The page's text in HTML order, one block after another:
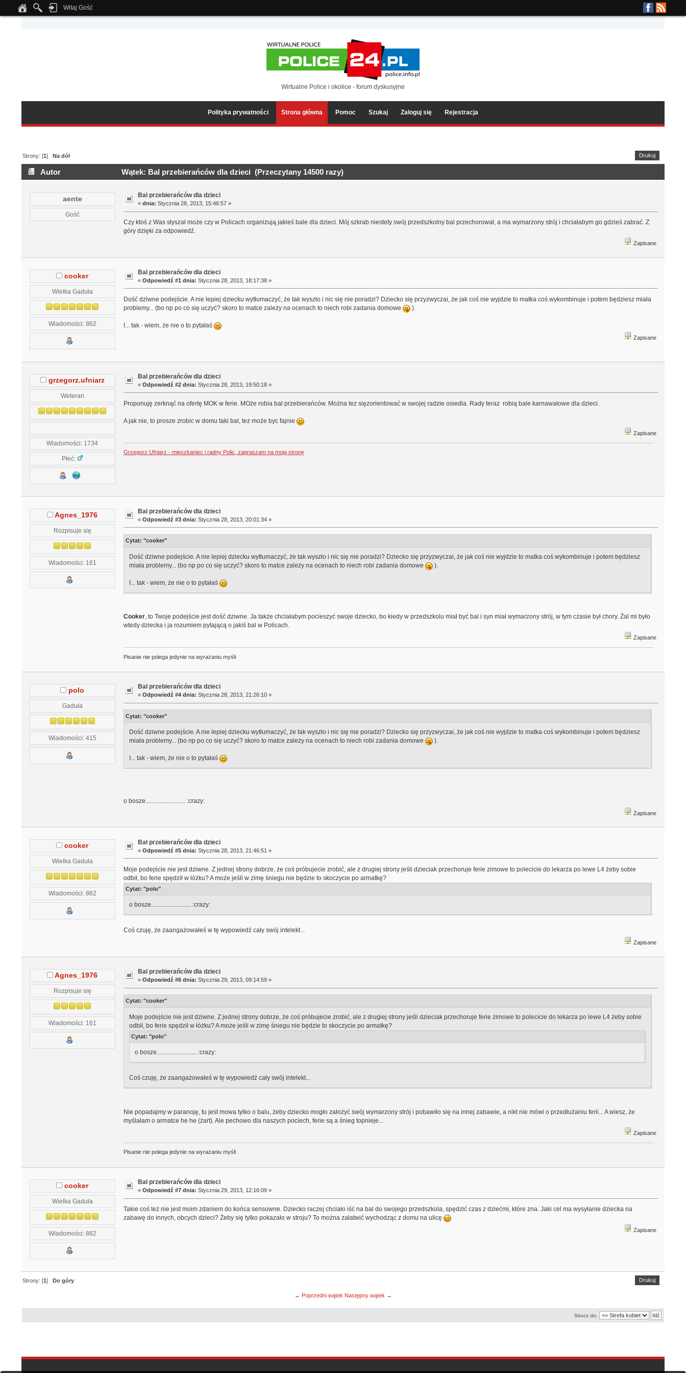
Notice: Undefined index: tapatalk_body_hook in
Witaj Gość
Wirtualne Police i okolice - forum dyskusyjne
Polityka prywatności Strona główna Pomoc Szukaj Zaloguj się Rejestracja
Drukuj
Strony: [1]Na dół
Autor Wątek: Bal przebierańców dla dzieci (Przeczytany 14500 razy)
aente
Gość
Bal przebierańców dla dzieci
«dnia: Stycznia 28, 2013, 15:46:57 »
Czy ktoś z Was słyszał może czy w Policach organizują jakieś bale dla dzieci. Mój szkrab niestety swój przedszkolny bal przechorował, a ma wymarzony strój i chciałabym go gdzieś zabrać. Z
góry dzięki za odpowiedź.
Zapisane
cooker
Wielka Gaduła
Wiadomości: 862
Bal przebierańców dla dzieci
«Odpowiedź #1 dnia: Stycznia 28, 2013, 18:17:38 »
Dość dziwne podejście. A nie lepiej dziecku wytłumaczyć, że tak wyszło i nic się nie poradzi? Dziecko się przyzwyczai, że jak coś nie wyjdzie to matka coś wykombinuje i potem będziesz miała
problemy... (bo np po co się uczyć? skoro to matce zależy na ocenach to niech robi zadania domowe
).
I... tak - wiem, że nie o to pytałaś
Zapisane
grzegorz.ufniarz
Weteran
Wiadomości: 1734
Płeć:
Bal przebierańców dla dzieci
«Odpowiedź #2 dnia: Stycznia 28, 2013, 19:50:18 »
Proponuję zerknąć na ofertę MOK w ferie. MOże robia bal przebierańców. Można tez sięzorientować w swojej radzie osiedla. Rady teraz robią bale karnawałowe dla dzieci.
A jak nie, to prosze zrobic w domu taki bal, tez może byc fajnie
Zapisane
Grzegorz Ufniarz - mieszkaniec i radny Polic, zapraszam na moją stronę
Agnes_1976
Rozpisuje się
Wiadomości: 161
Bal przebierańców dla dzieci
«Odpowiedź #3 dnia: Stycznia 28, 2013, 20:01:34 »
Cytat: "cooker"
Dość dziwne podejście. A nie lepiej dziecku wytłumaczyć, że tak wyszło i nic się nie poradzi? Dziecko się przyzwyczai, że jak coś nie wyjdzie to matka coś wykombinuje i potem będziesz
miała problemy... (bo np po co się uczyć? skoro to matce zależy na ocenach to niech robi zadania domowe
).
I... tak - wiem, że nie o to pytałaś
Cooker, to Twoje podejście jest dość dziwne. Ja także chciałabym pocieszyć swoje dziecko, bo kiedy w przedszkolu miał być bal i syn miał wymarzony strój, w tym czasie był chory. Żal mi było
wtedy dziecka i ja rozumiem pytającą o jakiś bal w Policach.
Zapisane
Pisanie nie polega jedynie na wyrażaniu myśli
polo
Gaduła
Wiadomości: 415
Bal przebierańców dla dzieci
«Odpowiedź #4 dnia: Stycznia 28, 2013, 21:26:10 »
Cytat: "cooker"
Dość dziwne podejście. A nie lepiej dziecku wytłumaczyć, że tak wyszło i nic się nie poradzi? Dziecko się przyzwyczai, że jak coś nie wyjdzie to matka coś wykombinuje i potem będziesz
miała problemy... (bo np po co się uczyć? skoro to matce zależy na ocenach to niech robi zadania domowe
).
I... tak - wiem, że nie o to pytałaś
o bosze.......................... :crazy:
Zapisane
cooker
Wielka Gaduła
Wiadomości: 862
Bal przebierańców dla dzieci
«Odpowiedź #5 dnia: Stycznia 28, 2013, 21:46:51 »
Moje podejście nie jest dziwne. Z jednej strony dobrze, że coś próbujecie zrobić, ale z drugiej strony jeśli dzieciak przechoruje ferie zimowe to polecicie do lekarza po lewe L4 żeby sobie
odbił, bo ferie spędził w łóżku? A może jeśli w zimę śniegu nie będzie to skoczycie po armatkę?
Cytat: "polo"
o bosze.......................... :crazy:
Coś czuję, że zaangażowałeś w tę wypowiedź cały swój intelekt...
Zapisane
Agnes_1976
Rozpisuje się
Wiadomości: 161
Bal przebierańców dla dzieci
«Odpowiedź #6 dnia: Stycznia 29, 2013, 09:14:59 »
Cytat: "cooker"
Moje podejście nie jest dziwne. Z jednej strony dobrze, że coś próbujecie zrobić, ale z drugiej strony jeśli dzieciak przechoruje ferie zimowe to polecicie do lekarza po lewe L4 żeby sobie
odbił, bo ferie spędził w łóżku? A może jeśli w zimę śniegu nie będzie to skoczycie po armatkę?
Cytat: "polo"
o bosze.......................... :crazy:
Coś czuję, że zaangażowałeś w tę wypowiedź cały swój intelekt...
Nie popadajmy w paranoję, tu jest mowa tylko o balu, żeby dziecko mogło założyć swój wymarzony strój i pobawiło się na innej zabawie, a nikt nie mówi o przedłużaniu ferii... A wiesz, że
myślałam o armatce he he (żart). Ale pechowo dla naszych pociech, ferie są a śnieg topnieje...
Zapisane
Pisanie nie polega jedynie na wyrażaniu myśli
cooker
Wielka Gaduła
Wiadomości: 862
Bal przebierańców dla dzieci
«Odpowiedź #7 dnia: Stycznia 29, 2013, 12:16:09 »
Takie coś też nie jest moim zdaniem do końca sensowne. Dziecko raczej chciało iść na bal do swojego przedszkola, spędzić czas z dziećmi, które zna. Jaki cel ma wysyłanie dziecka na
zabawę do innych, obcych dzieci? Żeby się tylko pokazało w stroju? To można załatwić wychodząc z domu na ulicę
Zapisane
Drukuj
Strony: [1]Do góry
← Poprzedni wątek Następny wątek →
Skocz do: